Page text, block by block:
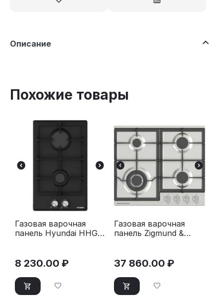
Описание
Похожие товары
Газовая варочная
панель Hyundai HHG
8 230.00 ₽
Газовая варочная
панель Zigmund &
37 860.00 ₽